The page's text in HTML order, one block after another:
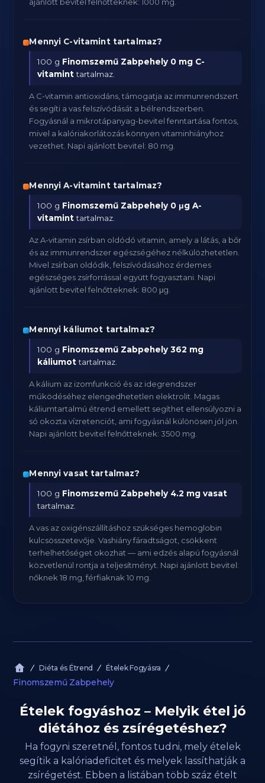
Mennyi C-vitamint tartalmaz?
100 g Finomszemű Zabpehely 0 mg C-
vitaminttartalmaz.
A C-vitamin antioxidáns, támogatja az immunrendszert
és segíti a vas felszívódását a bélrendszerben.
Fogyásnál a mikrotápanyag-bevitel fenntartása fontos,
mivel a kalóriakorlátozás könnyen vitaminhiányhoz
vezethet. Napi ajánlott bevitel: 80 mg.
Mennyi A-vitamint tartalmaz?
100 g Finomszemű Zabpehely 0 μg A-
vitaminttartalmaz.
Az A-vitamin zsírban oldódó vitamin, amely a látás, a bőr
és az immunrendszer egészségéhez nélkülözhetetlen.
Mivel zsírban oldódik, felszívódásához érdemes
egészséges zsírforrással együtt fogyasztani. Napi
ajánlott bevitel felnőtteknek: 800 μg.
Mennyi káliumot tartalmaz?
100 g Finomszemű Zabpehely 362 mg
káliumottartalmaz.
A kálium az izomfunkció és az idegrendszer
működéséhez elengedhetetlen elektrolit. Magas
káliumtartalmú étrend emellett segíthet ellensúlyozni a
só okozta vízretenciót, ami fogyásnál különösen jól jön.
Napi ajánlott bevitel felnőtteknek: 3500 mg.
Mennyi vasat tartalmaz?
100 g Finomszemű Zabpehely 4.2 mg vasat
tartalmaz.
A vas az oxigénszállításhoz szükséges hemoglobin
kulcsösszetevője. Vashiány fáradtságot, csökkent
terhelhetőséget okozhat — ami edzés alapú fogyásnál
közvetlenül rontja a teljesítményt. Napi ajánlott bevitel:
nőknek 18 mg, férfiaknak 10 mg.
Diéta és Étrend Ételek Fogyásra
Finomszemű Zabpehely
Ételek fogyáshoz – Melyik étel jó
diétához és zsírégetéshez?
Ha fogyni szeretnél, fontos tudni, mely ételek
segítik a kalóriadeficitet és melyek lassíthatják a
zsírégetést. Ebben a listában több száz ételt